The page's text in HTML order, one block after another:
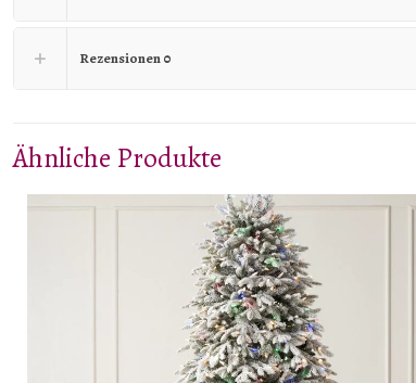
Rezensionen0
Ähnliche Produkte